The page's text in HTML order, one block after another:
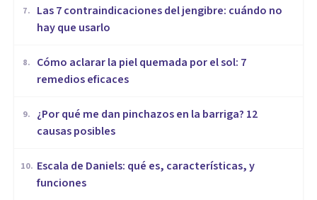
7.
Las 7 contraindicaciones del jengibre: cuándo no
hay que usarlo
8.
Cómo aclarar la piel quemada por el sol: 7
remedios eficaces
9.
¿Por qué me dan pinchazos en la barriga? 12
causas posibles
10. Escala de Daniels: qué es, características, y
funciones